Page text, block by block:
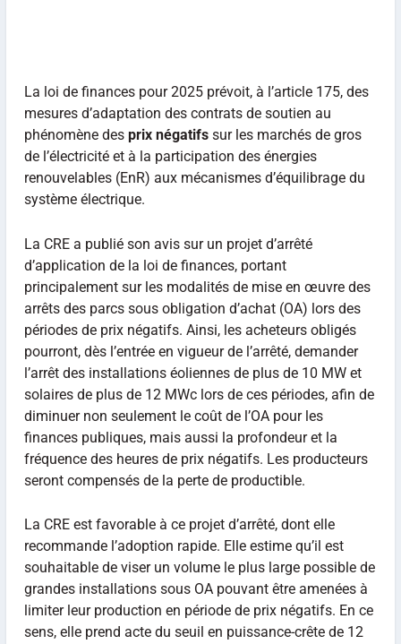
La loi de finances pour 2025 prévoit, à l’article 175, des
mesures d’adaptation des contrats de soutien au
phénomène des prix négatifssur les marchés de gros
de l’électricité et à la participation des énergies
renouvelables (EnR) aux mécanismes d’équilibrage du
système électrique.
La CRE a publié son avis sur un projet d’arrêté
d’application de la loi de finances, portant
principalement sur les modalités de mise en œuvre des
arrêts des parcs sous obligation d’achat (OA) lors des
périodes de prix négatifs. Ainsi, les acheteurs obligés
pourront, dès l’entrée en vigueur de l’arrêté, demander
l’arrêt des installations éoliennes de plus de 10 MW et
solaires de plus de 12 MWc lors de ces périodes, afin de
diminuer non seulement le coût de l’OA pour les
finances publiques, mais aussi la profondeur et la
fréquence des heures de prix négatifs. Les producteurs
seront compensés de la perte de productible.
La CRE est favorable à ce projet d’arrêté, dont elle
recommande l’adoption rapide. Elle estime qu’il est
souhaitable de viser un volume le plus large possible de
grandes installations sous OA pouvant être amenées à
limiter leur production en période de prix négatifs. En ce
sens, elle prend acte du seuil en puissance-crête de 12